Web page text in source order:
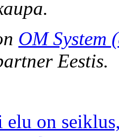
OM System
Eestis.
elu on